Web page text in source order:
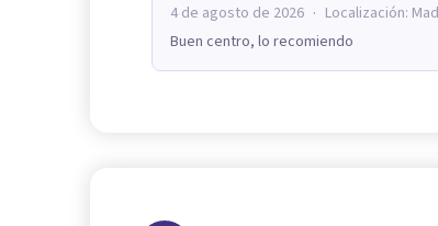
4 de agosto de 2026 · Localización:
Buen centro, lo recomiendo